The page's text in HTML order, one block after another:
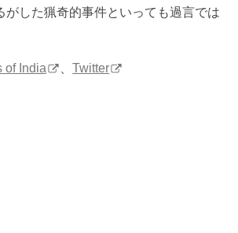
がした猟奇的事件といっても過言では
of India 、Twitter